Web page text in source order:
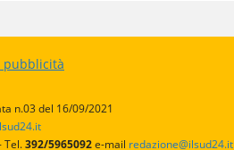
pubblicità
n.03 del 16/09/2021
Tel.392/5965092e-mail redazione@ilsud24.it